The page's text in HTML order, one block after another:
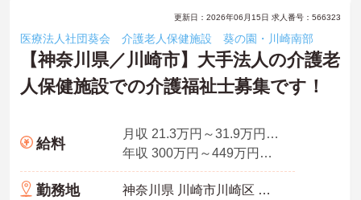
更新日：2026年06月15日 求人番号：566323
医療法人社団葵会 介護老人保健施設 葵の園・川崎南部
【神奈川県／川崎市】大手法人の介護老
人保健施設での介護福祉士募集です！
給料
月収 21.3万円～31.9万円（諸手当込）
年収 300万円～449万円（諸手当込）
勤務地 神奈川県 川崎市川崎区 田町2-9-2